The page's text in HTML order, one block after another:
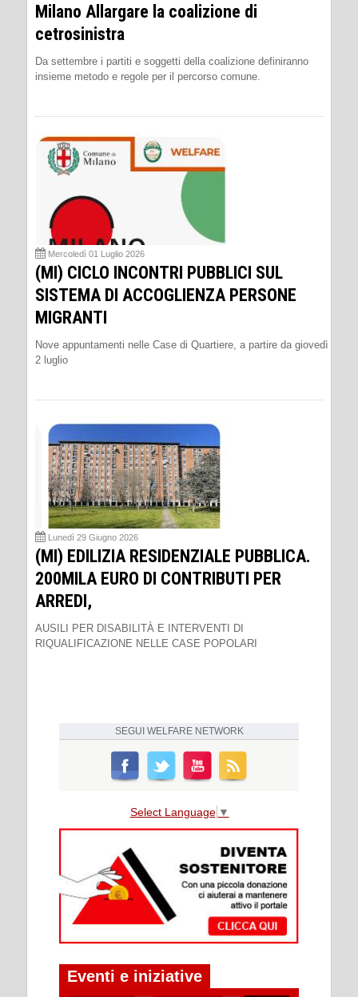
Milano Allargare la coalizione di
cetrosinistra
Da settembre i partiti e soggetti della coalizione definiranno
insieme metodo e regole per il percorso comune.
Mercoledì 01 Luglio 2026
(MI) CICLO INCONTRI PUBBLICI SUL
SISTEMA DI ACCOGLIENZA PERSONE
MIGRANTI
Nove appuntamenti nelle Case di Quartiere, a partire da giovedì
2 luglio
Lunedì 29 Giugno 2026
(MI) EDILIZIA RESIDENZIALE PUBBLICA.
200MILA EURO DI CONTRIBUTI PER
ARREDI,
AUSILI PER DISABILITÀ E INTERVENTI DI
RIQUALIFICAZIONE NELLE CASE POPOLARI
SEGUI WELFARE NETWORK
Select Language ▼
Eventi e iniziative